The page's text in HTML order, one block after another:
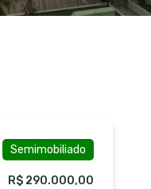
Semimobiliado
R$ 290.000,00